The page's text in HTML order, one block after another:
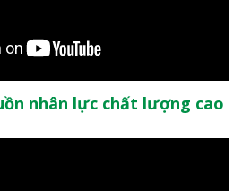
nhân lực chất lượng cao